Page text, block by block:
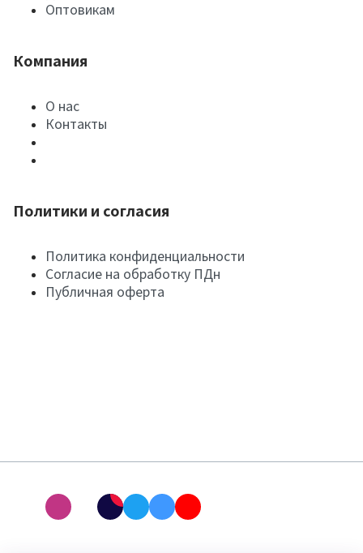
Оптовикам
Компания
О нас
Контакты
Политики и согласия
Политика конфиденциальности
Согласие на обработку ПДн
Публичная оферта